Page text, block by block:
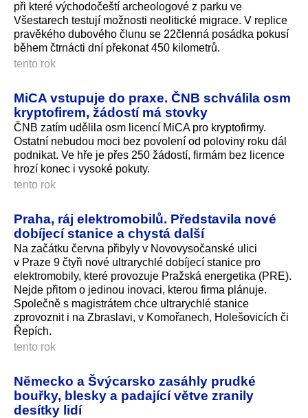
při které východočeští archeologové z parku ve
Všestarech testují možnosti neolitické migrace. V replice
pravěkého dubového člunu se 22členná posádka pokusí
během čtrnácti dní překonat 450 kilometrů.
tento rok
MiCA vstupuje do praxe. ČNB schválila osm
kryptofirem, žádostí má stovky
ČNB zatím udělila osm licencí MiCA pro kryptofirmy.
Ostatní nebudou moci bez povolení od poloviny roku dál
podnikat. Ve hře je přes 250 žádostí, firmám bez licence
hrozí konec i vysoké pokuty.
tento rok
Praha, ráj elektromobilů. Představila nové
dobíjecí stanice a chystá další
Na začátku června přibyly v Novovysočanské ulici
v Praze 9 čtyři nové ultrarychlé dobíjecí stanice pro
elektromobily, které provozuje Pražská energetika (PRE).
Nejde přitom o jedinou inovaci, kterou firma plánuje.
Společně s magistrátem chce ultrarychlé stanice
zprovoznit i na Zbraslavi, v Komořanech, Holešovicích či
Řepích.
tento rok
Německo a Švýcarsko zasáhly prudké
bouřky, blesky a padající větve zranily
desítky lidí